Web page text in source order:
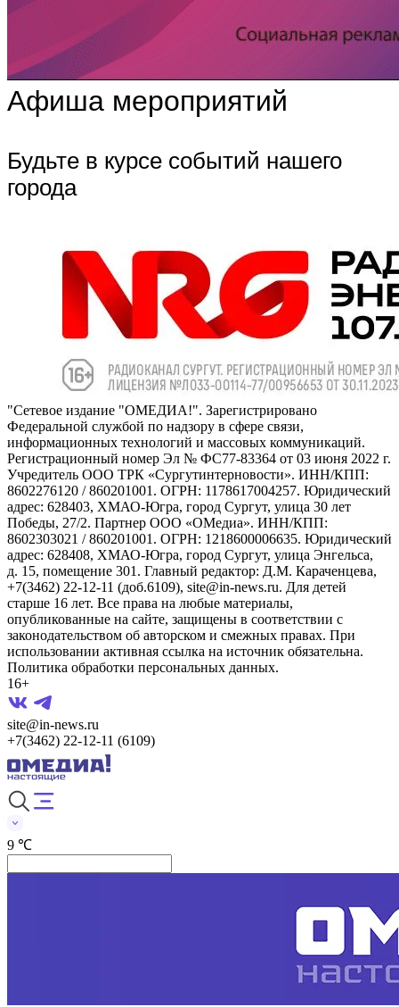
Афиша мероприятий
Будьте в курсе событий нашего
города
"Сетевое издание "ОМЕДИА!". Зарегистрировано
Федеральной службой по надзору в сфере связи,
информационных технологий и массовых коммуникаций.
Регистрационный номер Эл № ФС77-83364 от 03 июня 2022 г.
Учредитель ООО ТРК «Сургутинтерновости». ИНН/КПП:
8602276120 / 860201001. ОГРН: 1178617004257. Юридический
адрес: 628403, ХМАО-Югра, город Сургут, улица 30 лет
Победы, 27/2. Партнер ООО «ОМедиа». ИНН/КПП:
8602303021 / 860201001. ОГРН: 1218600006635. Юридический
адрес: 628408, ХМАО-Югра, город Сургут, улица Энгельса,
д. 15, помещение 301. Главный редактор: Д.М. Караченцева,
+7(3462) 22-12-11 (доб.6109), site@in-news.ru. Для детей
старше 16 лет. Все права на любые материалы,
опубликованные на сайте, защищены в соответствии с
законодательством об авторском и смежных правах. При
использовании активная ссылка на источник обязательна.
Политика обработки персональных данных.
16+
site@in-news.ru
+7(3462) 22-12-11 (6109)
9 ℃